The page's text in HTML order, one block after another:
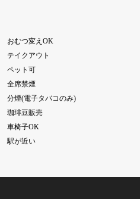
おむつ変えOK
テイクアウト
ペット可
全席禁煙
分煙(電子タバコのみ)
珈琲豆販売
車椅子OK
駅が近い